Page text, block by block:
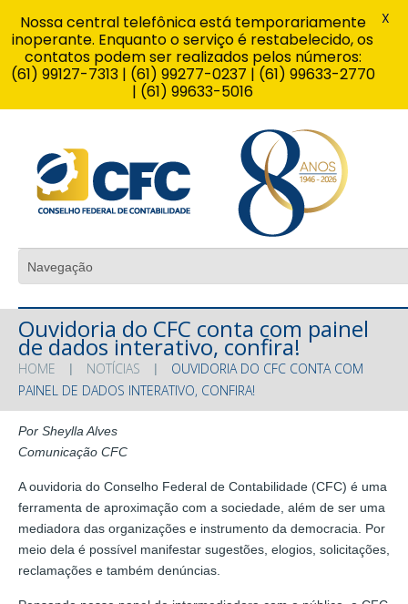
Ouvidoria do CFC conta com painel
de dados interativo, confira!
HOME NOTÍCIAS
OUVIDORIA DO CFC CONTA COM
PAINEL DE DADOS INTERATIVO, CONFIRA!
Por Sheylla Alves
Comunicação CFC
A ouvidoria do Conselho Federal de Contabilidade (CFC) é uma
ferramenta de aproximação com a sociedade, além de ser uma
mediadora das organizações e instrumento da democracia. Por
meio dela é possível manifestar sugestões, elogios, solicitações,
reclamações e também denúncias.
Nossa central telefônica está temporariamente
inoperante. Enquanto o serviço é restabelecido, os
contatos podem ser realizados pelos números:
(61) 99127-7313 | (61) 99277-0237 | (61) 99633-2770
| (61) 99633-5016
X